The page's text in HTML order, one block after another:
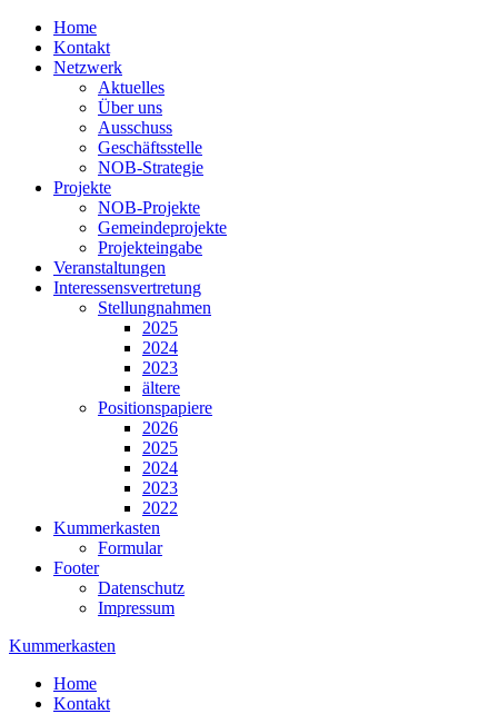
Home
Kontakt
Netzwerk
Aktuelles
Über uns
Ausschuss
Geschäftsstelle
NOB-Strategie
Projekte
NOB-Projekte
Gemeindeprojekte
Projekteingabe
Veranstaltungen
Interessensvertretung
Stellungnahmen
2025
2024
2023
ältere
Positionspapiere
2026
2025
2024
2023
2022
Kummerkasten
Formular
Footer
Datenschutz
Impressum
Kummerkasten
Home
Kontakt